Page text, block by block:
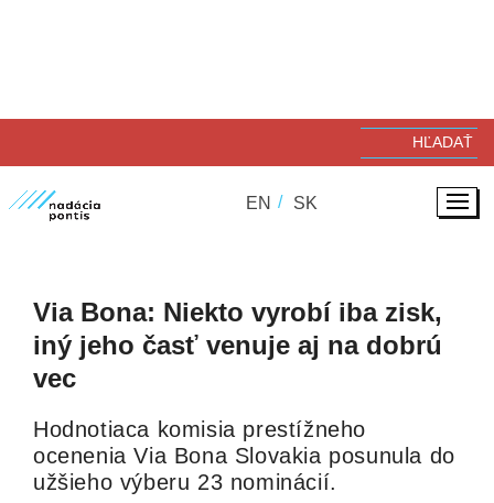
EN SK
Via Bona: Niekto vyrobí iba zisk,
iný jeho časť venuje aj na dobrú
vec
Hodnotiaca komisia prestížneho
ocenenia Via Bona Slovakia posunula do
užšieho výberu 23 nominácií.